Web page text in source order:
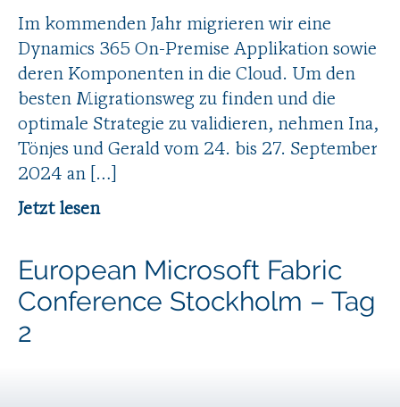
Im kommenden Jahr migrieren wir eine
Dynamics 365 On-Premise Applikation sowie
deren Komponenten in die Cloud. Um den
besten Migrationsweg zu finden und die
optimale Strategie zu validieren, nehmen Ina,
Tönjes und Gerald vom 24. bis 27. September
2024 an […]
Jetzt lesen
European Microsoft Fabric
Conference Stockholm – Tag
2